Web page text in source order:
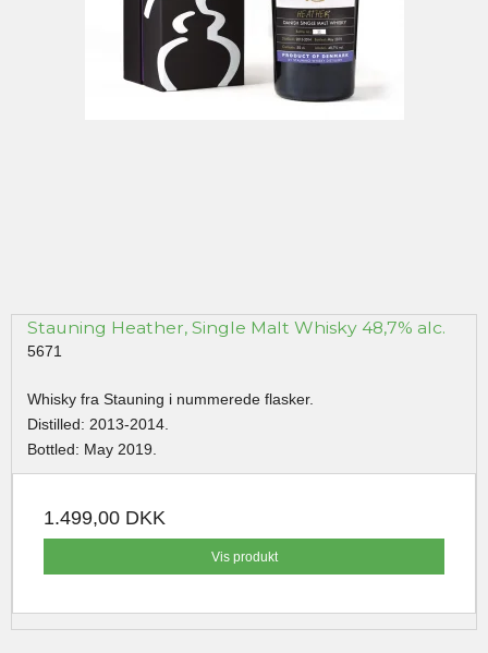
Stauning Heather, Single Malt Whisky 48,7% alc.
5671
Whisky fra Stauning i nummerede flasker.
Distilled: 2013-2014.
Bottled: May 2019.
1.499,00 DKK
Vis produkt